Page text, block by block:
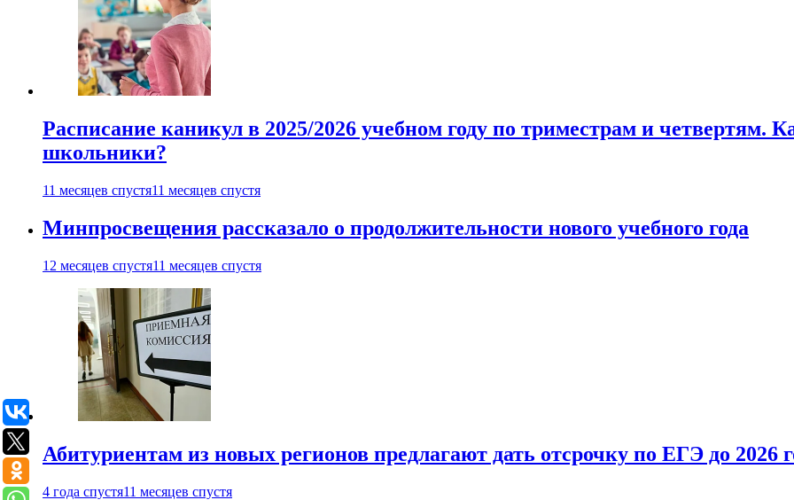
Расписание каникул в 2025/2026 учебном году по триместрам и четвертям.
школьники?
11 месяцев спустя11 месяцев спустя
Минпросвещения рассказало о продолжительности нового учебного года
12 месяцев спустя11 месяцев спустя
Абитуриентам из новых регионов предлагают дать отсрочку по ЕГЭ до 2026
4 года спустя11 месяцев спустя